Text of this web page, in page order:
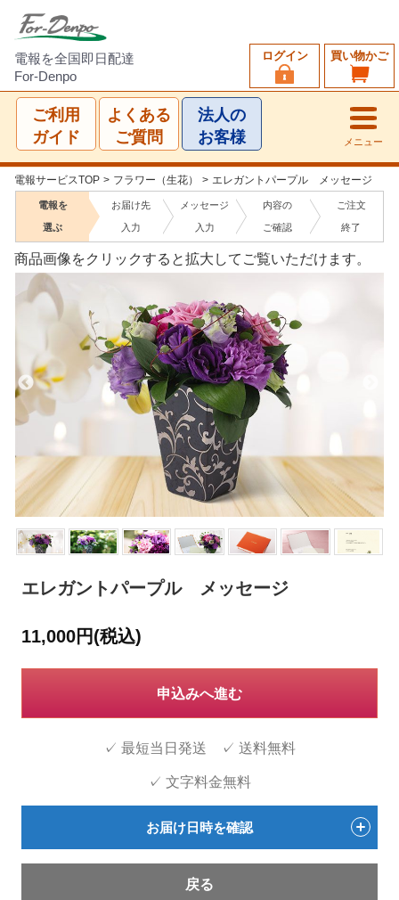
電報を全国即日配達
For-Denpo
買い物かご
ログイン
ご利用
ガイド
よくある
ご質問
法人の
お客様
メニュー
電報サービスTOP > フラワー（生花） > エレガントパープル メッセージ
電報を
選ぶ
お届け先
入力
メッセージ
入力
内容の
ご確認
ご注文
終了
商品画像をクリックすると拡大してご覧いただけます。
エレガントパープル メッセージ
11,000円(税込)
申込みへ進む
✓ 最短当日発送 ✓ 送料無料
✓ 文字料金無料
お届け日時を確認
戻る